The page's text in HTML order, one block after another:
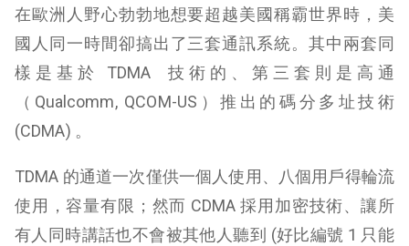
在歐洲人野心勃勃地想要超越美國稱霸世界時，美
國人同一時間卻搞出了三套通訊系統。其中兩套同
樣是基於 TDMA 技術的、第三套則是高通
（Qualcomm, QCOM-US）推出的碼分多址技術
(CDMA) 。
TDMA 的通道一次僅供一個人使用、八個用戶得輪流
使用，容量有限；然而 CDMA 採用加密技術、讓所
有人同時講話也不會被其他人聽到 (好比編號 1 只能